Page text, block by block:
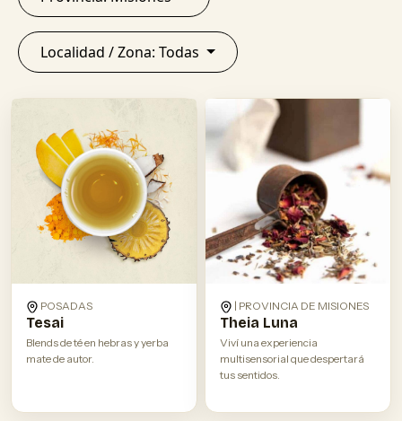
Localidad / Zona: Todas
POSADAS
Tesai
Blends de té en hebras y yerba
mate de autor.
| PROVINCIA DE MISIONES
Theia Luna
Viví una experiencia
multisensorial que despertará
tus sentidos.